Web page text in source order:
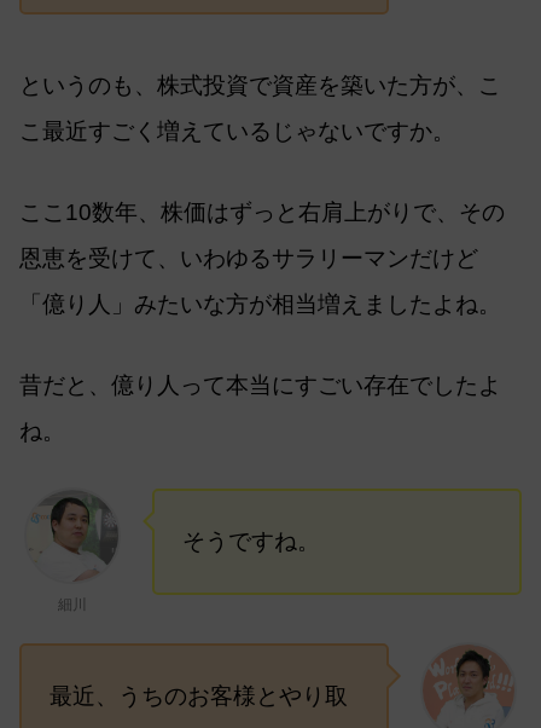
というのも、株式投資で資産を築いた方が、こ
こ最近すごく増えているじゃないですか。
ここ10数年、株価はずっと右肩上がりで、その
恩恵を受けて、いわゆるサラリーマンだけど
「億り人」みたいな方が相当増えましたよね。
昔だと、億り人って本当にすごい存在でしたよ
ね。
細川
そうですね。
最近、うちのお客様とやり取